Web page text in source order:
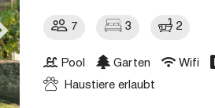
7 3 2
Pool Garten Wifi
Haustiere erlaubt